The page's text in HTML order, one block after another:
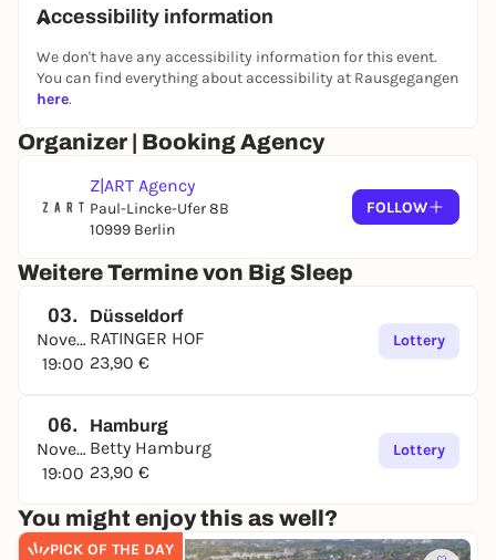
Accessibility information
We don't have any accessibility information for this event.
You can find everything about accessibility at Rausgegangen
here.
Organizer | Booking Agency
Z|ART Agency
Paul-Lincke-Ufer 8B
10999 Berlin
FOLLOW
Weitere Termine von Big Sleep
03.
November
19:00
Düsseldorf
RATINGER HOF
23,90 €
Lottery
06.
November
19:00
Hamburg
Betty Hamburg
23,90 €
Lottery
You might enjoy this as well?
PICK OF THE DAY